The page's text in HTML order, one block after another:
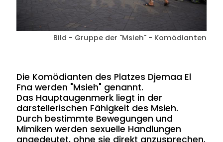
Bild - Gruppe der "Msieh" - Komödianten
Die Komödianten des Platzes Djemaa El
Fna werden "Msieh" genannt.
Das Hauptaugenmerk liegt in der
darstellerischen Fähigkeit des Msieh.
Durch bestimmte Bewegungen und
Mimiken werden sexuelle Handlungen